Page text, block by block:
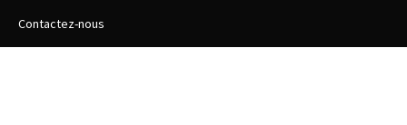
Contactez-nous